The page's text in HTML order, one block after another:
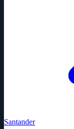
Santander